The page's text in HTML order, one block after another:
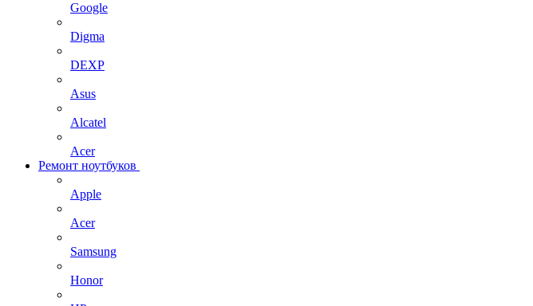
Google
Digma
DEXP
Asus
Alcatel
Acer
Ремонт ноутбуков
Apple
Acer
Samsung
Honor